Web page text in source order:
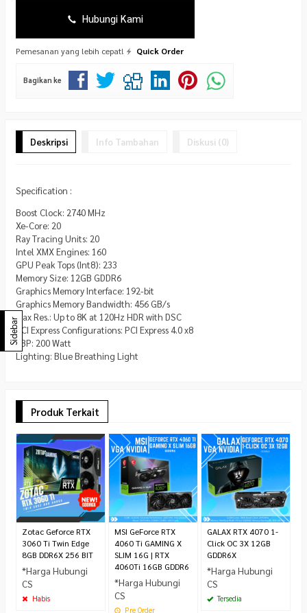
Hubungi Kami
Pemesanan yang lebih cepat! Quick Order
Bagikan ke
Deskripsi Info Tambahan Diskusi (0)
Specification :
Boost Clock: 2740 MHz
Xe-Core: 20
Ray Tracing Units: 20
Intel XMX Engines: 160
GPU Peak Tops (Int8): 233
Memory Size: 12GB GDDR6
Graphics Memory Interface: 192-bit
Graphics Memory Bandwidth: 456 GB/s
Max Res.: Up to 8K at 120Hz HDR with DSC
PCI Express Configurations: PCI Express 4.0 x8
TBP: 200 Watt
Lighting: Blue Breathing Light
Produk Terkait
Zotac Geforce RTX
3060 Ti Twin Edge
8GB DDR6X 256 BIT
*Harga Hubungi
CS
Habis
MSI GeForce RTX
4060 Ti GAMING X
SLIM 16G | RTX
4060Ti 16GB GDDR6
*Harga Hubungi
CS
Pre Order
GALAX RTX 4070 1-
Click OC 3X 12GB
GDDR6X
*Harga Hubungi
CS
Tersedia
Sidebar